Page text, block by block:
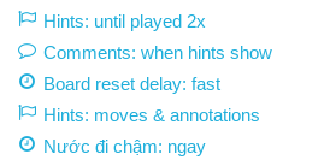
Hints: until played 2x
Comments: when hints show
Board reset delay: fast
Hints: moves & annotations
Nước đi chậm: ngay